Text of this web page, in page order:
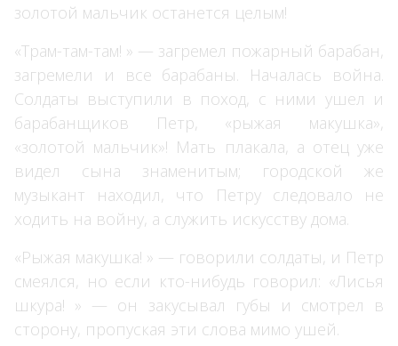
золотой мальчик останется целым!
«Трам-там-там! » — загремел пожарный барабан,
загремели и все барабаны. Началась война.
Солдаты выступили в поход, с ними ушел и
барабанщиков Петр, «рыжая макушка»,
«золотой мальчик»! Мать плакала, а отец уже
видел сына знаменитым; городской же
музыкант находил, что Петру следовало не
ходить на войну, а служить искусству дома.
«Рыжая макушка! » — говорили солдаты, и Петр
смеялся, но если кто-нибудь говорил: «Лисья
шкура! » — он закусывал губы и смотрел в
сторону, пропуская эти слова мимо ушей.